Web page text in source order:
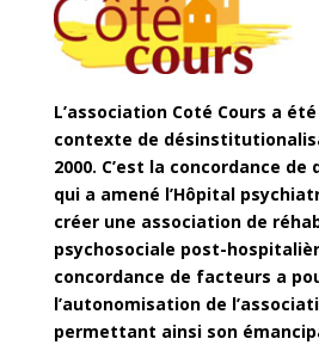
L’association Coté Cours a
contexte de
2000. C’est la concordance
qui a amené l’Hôpital
créer une association de
psychosociale post-
concordance de facteurs a
l’autonomisation de
permettant ainsi son